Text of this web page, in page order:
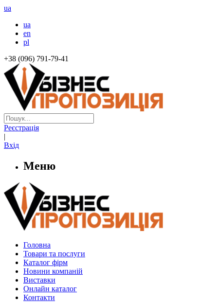
ua
ua
en
pl
+38 (096) 791-79-41
Реєстрація
|
Вхід
Меню
Головна
Товари та послуги
Каталог фірм
Новини компаній
Виставки
Онлайн каталог
Контакти